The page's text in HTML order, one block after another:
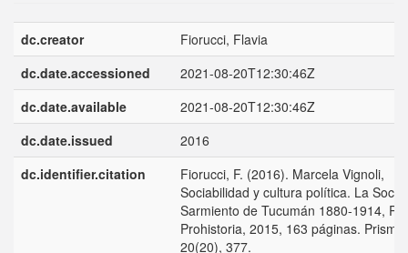
dc.creator
Fiorucci, Flavia
dc.date.accessioned
2021-08-20T12:30:46Z
dc.date.available
2021-08-20T12:30:46Z
dc.date.issued
2016
dc.identifier.citation
Fiorucci, F. (2016). Marcela Vignoli,
Sociabilidad y cultura política. La
Sarmiento de Tucumán 1880-1914,
Prohistoria, 2015, 163 páginas.
20(20), 377.